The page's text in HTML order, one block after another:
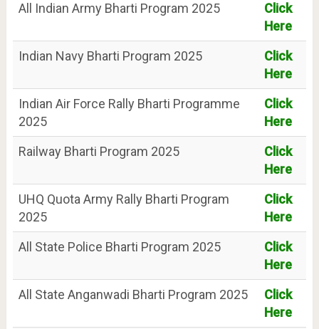
All Indian Army Bharti Program 2025
Click
Here
Indian Navy Bharti Program 2025
Click
Here
Indian Air Force Rally Bharti Programme
2025
Click
Here
Railway Bharti Program 2025
Click
Here
UHQ Quota Army Rally Bharti Program
2025
Click
Here
All State Police Bharti Program 2025
Click
Here
All State Anganwadi Bharti Program 2025
Click
Here